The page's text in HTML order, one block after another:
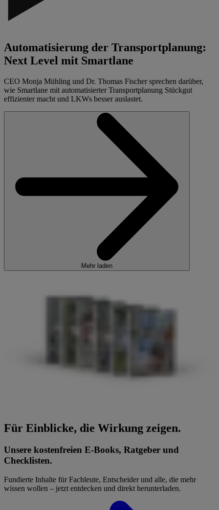
Automatisierung der Transportplanung:
Next Level mit Smartlane
CEO Monja Mühling und Dr. Thomas Fischer sprechen darüber,
wie Smartlane mit automatisierter Transportplanung Stückgut
effizienter macht und LKWs besser auslastet.
Mehr laden
Für Einblicke, die Wirkung zeigen.
Unsere kostenfreien E-Books, Ratgeber und
Checklisten.
Fundierte Inhalte für Fachleute, Entscheider und alle, die mehr
wissen wollen – jetzt entdecken und direkt herunterladen.